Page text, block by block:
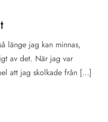
länge jag kan minnas,
av det. När jag var
att jag skolkade från […]